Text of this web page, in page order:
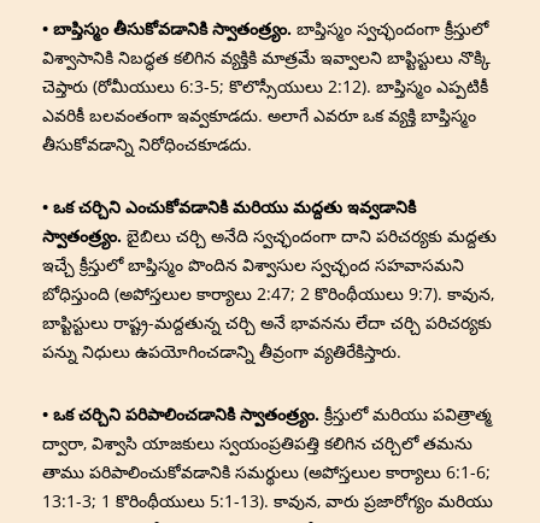
• బాప్తిస్మం తీసుకోవడానికి స్వాతంత్ర్యం. బాప్తిస్మం స్వచ్ఛందంగా క్రీస్తులో
విశ్వాసానికి నిబద్ధత కలిగిన వ్యక్తికి మాత్రమే ఇవ్వాలని బాప్టిస్టులు నొక్కి
చెప్తారు (రోమీయులు 6:3-5; కొలొస్సీయులు 2:12). బాప్తిస్మం ఎప్పటికీ
ఎవరికీ బలవంతంగా ఇవ్వకూడదు. అలాగే ఎవరూ ఒక వ్యక్తి బాప్తిస్మం
తీసుకోవడాన్ని నిరోధించకూడదు.
• ఒక చర్చిని ఎంచుకోవడానికి మరియు మద్దతు ఇవ్వడానికి
స్వాతంత్ర్యం. బైబిలు చర్చి అనేది స్వచ్ఛందంగా దాని పరిచర్యకు మద్దతు
ఇచ్చే క్రీస్తులో బాప్తిస్మం పొందిన విశ్వాసుల స్వచ్ఛంద సహవాసమని
బోధిస్తుంది (అపోస్తలుల కార్యాలు 2:47; 2 కొరింథీయులు 9:7). కావున,
బాప్టిస్టులు రాష్ట్ర-మద్దతున్న చర్చి అనే భావనను లేదా చర్చి పరిచర్యకు
పన్ను నిధులు ఉపయోగించడాన్ని తీవ్రంగా వ్యతిరేకిస్తారు.
• ఒక చర్చిని పరిపాలించడానికి స్వాతంత్ర్యం. క్రీస్తులో మరియు పవిత్రాత్మ
ద్వారా, విశ్వాసి యాజకులు స్వయంప్రతిపత్తి కలిగిన చర్చిలో తమను
తాము పరిపాలించుకోవడానికి సమర్థులు (అపోస్తలుల కార్యాలు 6:1-6;
13:1-3; 1 కొరింథీయులు 5:1-13). కావున, వారు ప్రజారోగ్యం మరియు